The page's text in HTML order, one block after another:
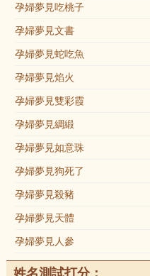
孕婦夢見吃桃子
孕婦夢見文書
孕婦夢見蛇吃魚
孕婦夢見焰火
孕婦夢見雙彩霞
孕婦夢見綢緞
孕婦夢見如意珠
孕婦夢見狗死了
孕婦夢見殺豬
孕婦夢見天體
孕婦夢見人參
姓名測試打分：